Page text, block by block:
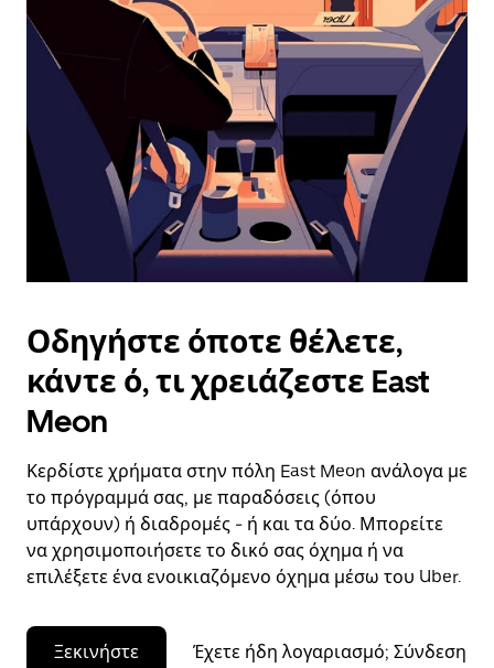
επιλέξετε
μια
ημερομηνία.
Πατήστε
πλήκτρο
escape
για
να
κλείσετε
ημερολόγιο.
Οδηγήστε όποτε θέλετε,
κάντε ό, τι χρειάζεστε East
Meon
Κερδίστε χρήματα στην πόλη East Meon ανάλογα με
το πρόγραμμά σας, με παραδόσεις (όπου
υπάρχουν) ή διαδρομές - ή και τα δύο. Μπορείτε
να χρησιμοποιήσετε το δικό σας όχημα ή να
επιλέξετε ένα ενοικιαζόμενο όχημα μέσω του Uber.
Ξεκινήστε Έχετε ήδη λογαριασμό; Σύνδεση